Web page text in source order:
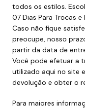
todos os estilos.
07 Dias Para Trocas e
Caso não fique
preocupe, nosso
partir da data de
Você pode efetuar a
utilizado aqui no site
devolução e obter o
Para maiores